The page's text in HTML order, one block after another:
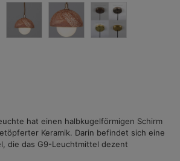
hat einen halbkugelförmigen Schirm
Keramik. Darin befindet sich eine
die das G9-Leuchtmittel dezent